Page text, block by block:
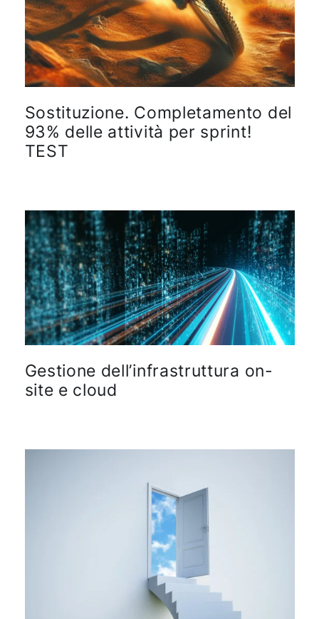
Sostituzione. Completamento del
93% delle attività per sprint!
TEST
Gestione dell’infrastruttura on-
site e cloud